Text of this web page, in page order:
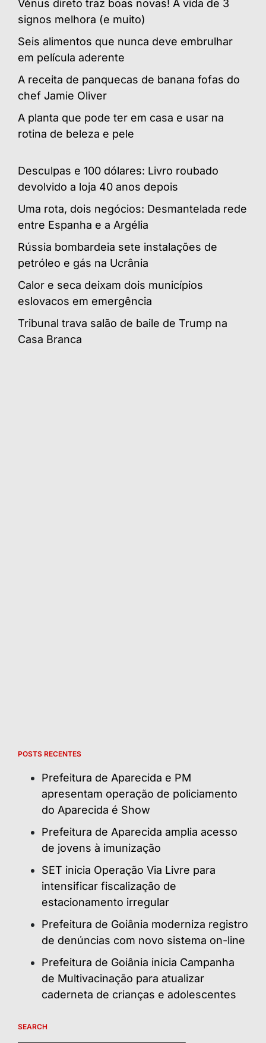
Vénus direto traz boas novas! A vida de 3
signos melhora (e muito)
Seis alimentos que nunca deve embrulhar
em película aderente
A receita de panquecas de banana fofas do
chef Jamie Oliver
A planta que pode ter em casa e usar na
rotina de beleza e pele
Desculpas e 100 dólares: Livro roubado
devolvido a loja 40 anos depois
Uma rota, dois negócios: Desmantelada rede
entre Espanha e a Argélia
Rússia bombardeia sete instalações de
petróleo e gás na Ucrânia
Calor e seca deixam dois municípios
eslovacos em emergência
Tribunal trava salão de baile de Trump na
Casa Branca
POSTS RECENTES
Prefeitura de Aparecida e PM
apresentam operação de policiamento
do Aparecida é Show
Prefeitura de Aparecida amplia acesso
de jovens à imunização
SET inicia Operação Via Livre para
intensificar fiscalização de
estacionamento irregular
Prefeitura de Goiânia moderniza registro
de denúncias com novo sistema on-line
Prefeitura de Goiânia inicia Campanha
de Multivacinação para atualizar
caderneta de crianças e adolescentes
SEARCH